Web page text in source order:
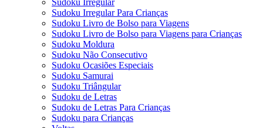
Sudoku Irregular
Sudoku Irregular Para Crianças
Sudoku Livro de Bolso para Viagens
Sudoku Livro de Bolso para Viagens para Crianças
Sudoku Moldura
Sudoku Não Consecutivo
Sudoku Ocasiões Especiais
Sudoku Samurai
Sudoku Triângular
Sudoku de Letras
Sudoku de Letras Para Crianças
Sudoku para Crianças